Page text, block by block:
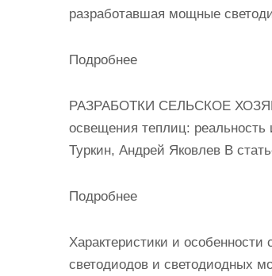
разработавшая мощные
Подробнее
РАЗРАБОТКИ СЕЛЬСКОЕ
освещения теплиц:
Туркин, Андрей Яковлев В
Подробнее
Характеристики и
светодиодов и светодиодных